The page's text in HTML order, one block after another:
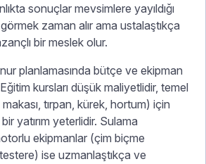
sonuçlar mevsimlere yayıldığı
zaman alır ama ustalaştıkça
bir meslek olur.
planlamasında bütçe ve ekipman
kursları düşük maliyetlidir, temel
tırpan, kürek, hortum) için
yatırım yeterlidir. Sulama
ekipmanlar (çim biçme
ise uzmanlaştıkça ve